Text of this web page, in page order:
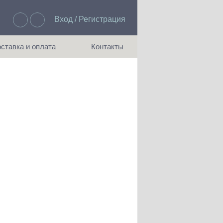
Вход / Регистрация
и оплата Контакты